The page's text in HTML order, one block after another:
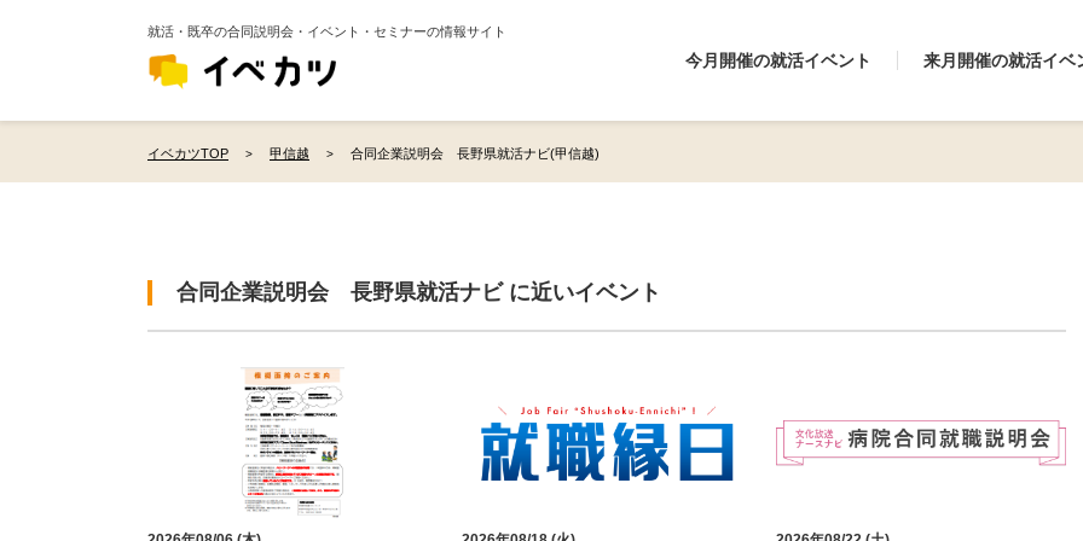
就活・既卒の合同説明会・イベント・セミナーの情報サイト
今月開催の就活イベント 来月開催の就活イベ
イベカツTOP 甲信越 合同企業説明会 長野県就活ナビ(甲信越)
合同企業説明会 長野県就活ナビ に近いイベント